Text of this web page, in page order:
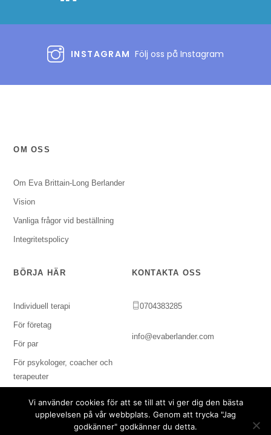
INSTAGRAM Följ oss på Instagram
OM OSS
Om Eva Brittain-Long Berlander
Vision
Vanliga frågor vid beställning
Integritetspolicy
BÖRJA HÄR
Individuell terapi
För företag
För par
För psykologer, coacher och
terapeuter
KONTAKTA OSS
0704383285
info@evaberlander.com
Vi använder cookies för att se till att vi ger dig den bästa
upplevelsen på vår webbplats. Genom att trycka "Jag
godkänner" godkänner du detta.